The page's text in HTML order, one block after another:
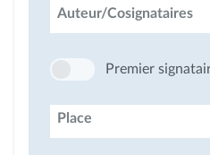
Auteur/Cosignataires
Premier
Place